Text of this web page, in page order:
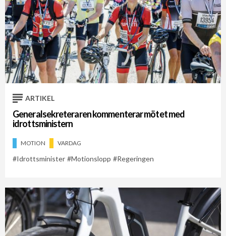
ARTIKEL
Generalsekreteraren kommenterar mötet med
idrottsministern
MOTION VARDAG
Idrottsminister Motionslopp Regeringen